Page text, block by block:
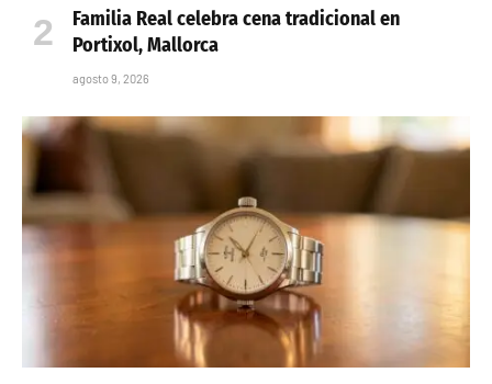
Familia Real celebra cena tradicional en
Portixol, Mallorca
agosto 9, 2026